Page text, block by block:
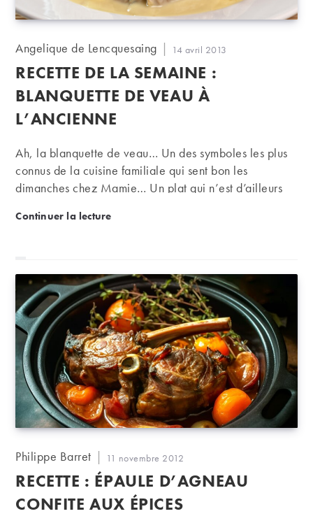
Auteur/autrice
la
publication :
Angelique de Lencquesaing
Publication
publiée :
14 avril 2013
RECETTE DE LA SEMAINE :
BLANQUETTE DE VEAU À
L’ANCIENNE
Ah, la blanquette de veau… Un des symboles les plus
connus de la cuisine familiale qui sent bon les
dimanches chez Mamie… Un plat qui n’est d’ailleurs
minutie. Mais quel régal ! A servir avec un blanc
Continuer la lectureRecette de la semaine : blanquette de veau à
Auteur/autrice
la
publication :
Philippe Barret
Publication
publiée :
11 novembre 2012
RECETTE : ÉPAULE D’AGNEAU
CONFITE AUX ÉPICES